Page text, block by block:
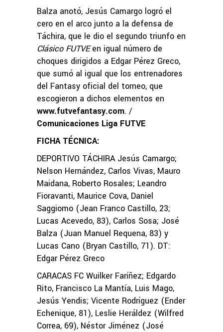
Balza anotó, Jesús Camargo logró el
cero en el arco junto a la defensa de
Táchira, que le dio el segundo triunfo en
Clásico FUTVEen igual número de
choques dirigidos a Edgar Pérez Greco,
que sumó al igual que los entrenadores
del Fantasy oficial del torneo, que
escogieron a dichos elementos en
www.futvefantasy.com. /
Comunicaciones Liga FUTVE
FICHA TÉCNICA:
DEPORTIVO TÁCHIRA Jesús Camargo;
Nelson Hernández, Carlos Vivas, Mauro
Maidana, Roberto Rosales; Leandro
Fioravanti, Maurice Cova, Daniel
Saggiomo (Jean Franco Castillo, 23;
Lucas Acevedo, 83), Carlos Sosa; José
Balza (Juan Manuel Requena, 83) y
Lucas Cano (Bryan Castillo, 71). DT:
Edgar Pérez Greco
CARACAS FC Wuilker Faríñez; Edgardo
Rito, Francisco La Mantía, Luis Mago,
Jesús Yendis; Vicente Rodríguez (Ender
Echenique, 81), Leslie Heráldez (Wilfred
Correa, 69), Néstor Jiménez (José